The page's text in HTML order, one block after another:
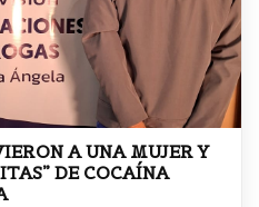
A UNA MUJER Y
DE COCAÍNA